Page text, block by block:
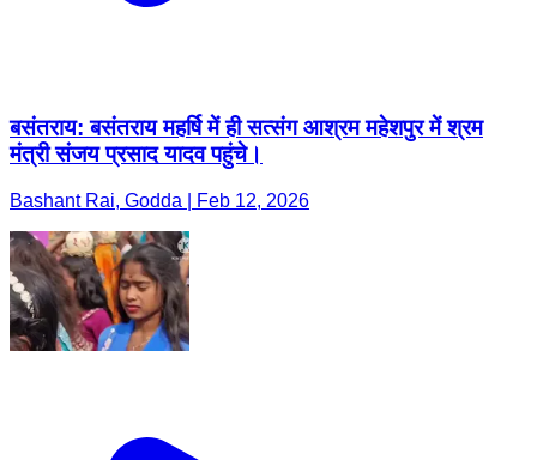
बसंतराय: बसंतराय महर्षि में ही सत्संग आश्रम महेशपुर में श्रम
मंत्री संजय प्रसाद यादव पहुंचे।
Bashant Rai, Godda | Feb 12, 2026